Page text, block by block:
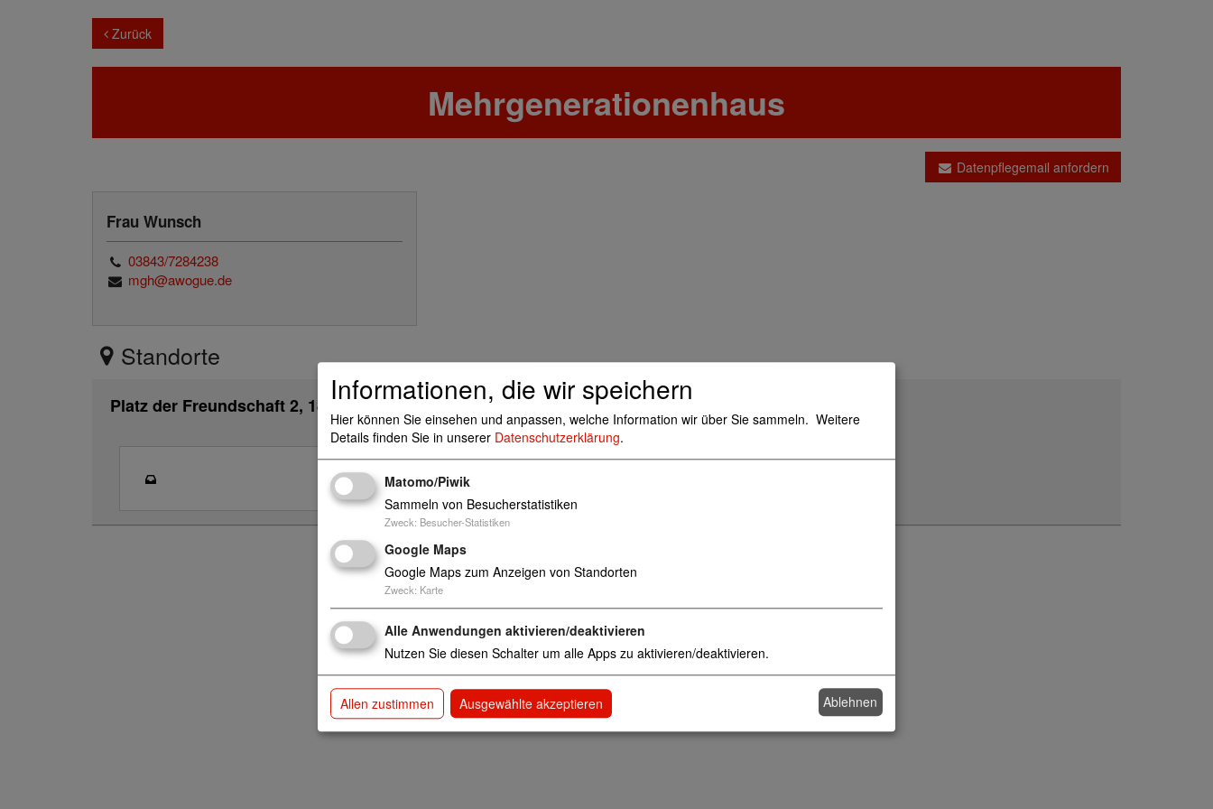
Zurück
Mehrgenerationenhaus
Datenpflegemail anfordern
Frau Wunsch
03843/7284238
mgh@awogue.de
Standorte
Platz der Freundschaft 2, 18273 GüstrowInformationen, die wir speichern
Hier können Sie einsehen und anpassen, welche Information wir über Sie sammeln. Weitere
Details finden Sie in unserer Datenschutzerklärung.
Matomo/Piwik
Sammeln von Besucherstatistiken
Zweck: Besucher-Statistiken
Google Maps
Google Maps zum Anzeigen von Standorten
Zweck: Karte
Alle Anwendungen aktivieren/deaktivieren
Nutzen Sie diesen Schalter um alle Apps zu aktivieren/deaktivieren.
Allen zustimmen Ausgewählte akzeptieren Ablehnen